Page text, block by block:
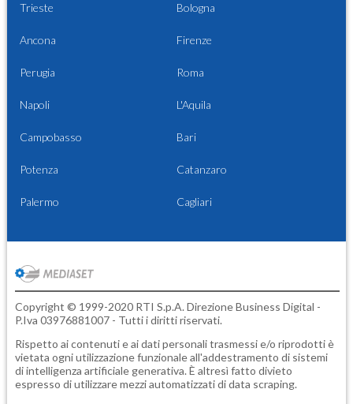
Trieste Bologna
Ancona Firenze
Perugia Roma
Napoli L'Aquila
Campobasso Bari
Potenza Catanzaro
Palermo Cagliari
Copyright © 1999-2020 RTI S.p.A. Direzione Business Digital -
P.Iva 03976881007 - Tutti i diritti riservati.
Rispetto ai contenuti e ai dati personali trasmessi e/o riprodotti è
vietata ogni utilizzazione funzionale all'addestramento di sistemi
di intelligenza artificiale generativa. È altresì fatto divieto
espresso di utilizzare mezzi automatizzati di data scraping.